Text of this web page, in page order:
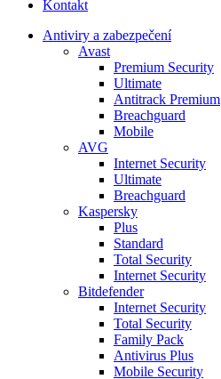
Kontakt
Antiviry a zabezpečení
Avast
Premium Security
Ultimate
Antitrack Premium
Breachguard
Mobile
AVG
Internet Security
Ultimate
Breachguard
Kaspersky
Plus
Standard
Total Security
Internet Security
Bitdefender
Internet Security
Total Security
Family Pack
Antivirus Plus
Mobile Security